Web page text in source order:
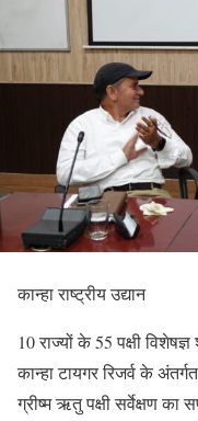
कान्हा राष्ट्रीय उद्यान
10 राज्यों के 55 पक्षी विशेषज्ञ
कान्हा टायगर रिजर्व के
ग्रीष्म ऋतु पक्षी सर्वेक्षण